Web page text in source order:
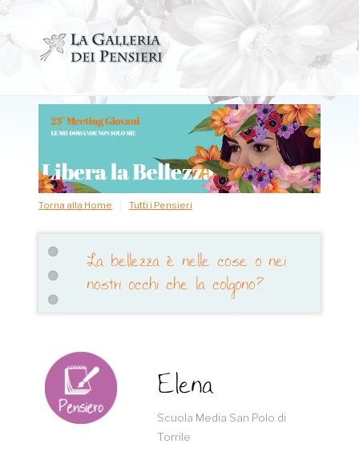
Salta
contenuto
Torna alla Home Tutti i Pensieri
La bellezza è nelle cose o nei
nostri occhi che la colgono?
Elena
Scuola Media San Polo di
Torrile